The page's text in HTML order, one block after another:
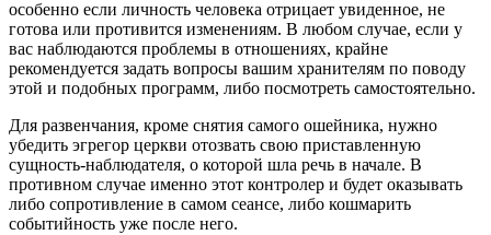
особенно если личность человека отрицает увиденное, не
готова или противится изменениям. В любом случае, если у
вас наблюдаются проблемы в отношениях, крайне
рекомендуется задать вопросы вашим хранителям по поводу
этой и подобных программ, либо посмотреть самостоятельно.
Для развенчания, кроме снятия самого ошейника, нужно
убедить эгрегор церкви отозвать свою приставленную
сущность-наблюдателя, о которой шла речь в начале. В
противном случае именно этот контролер и будет оказывать
либо сопротивление в самом сеансе, либо кошмарить
событийность уже после него.